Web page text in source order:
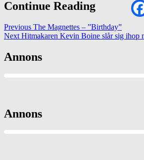
Continue Reading
Previous The Magnettes – ”Birthday”
Next Hitmakaren Kevin Boine slår sig ihop
Annons
Annons